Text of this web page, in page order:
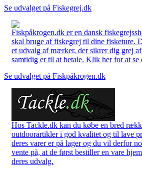
Se udvalget på Fiskegrej.dk
Fiskpåkrogen.dk er en dansk
skal bruge af fiskegrej til dine fisketure.
et udvalg af mærker, der sikrer dig grej
samtidig er til at betale. Klik her for at se
Se udvalget på Fiskpåkrogen.dk
Hos Tackle.dk kan du købe en bred
outdoorartikler i god kvalitet og til lave
deres varer er på lager og du vil derfor
vente på, at de først bestiller en vare
deres udvalg.